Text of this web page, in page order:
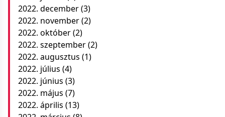
2022. december(3)
2022. november(2)
2022. október(2)
2022. szeptember(2)
2022. augusztus (1)
2022. július (4)
2022. június (3)
2022. május (7)
2022. április (13)